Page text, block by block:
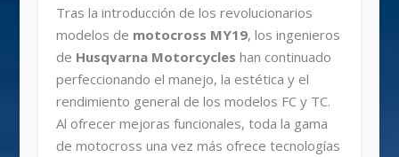
Tras la introducción de los revolucionarios
modelos de motocross MY19, los ingenieros
de Husqvarna Motorcycles han continuado
perfeccionando el manejo, la estética y el
rendimiento general de los modelos FC y TC.
Al ofrecer mejoras funcionales, toda la gama
de motocross una vez más ofrece tecnologías